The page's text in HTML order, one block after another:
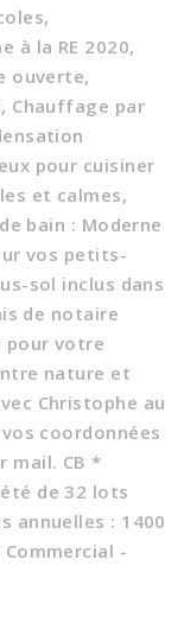
à la RE 2020,
ouverte,
Chauffage par
pour cuisiner
et calmes,
bain : Moderne
vos petits-
sol inclus dans
de notaire
pour votre
nature et
Christophe au
coordonnées
mail. CB *
de 32 lots
annuelles : 1400
-